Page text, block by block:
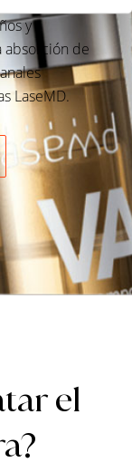
y
absorción de
LaseMD.
el